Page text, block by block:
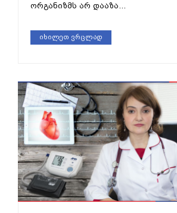
ორგანიზმს არ დააზა...
იხილეთ ვრცლად